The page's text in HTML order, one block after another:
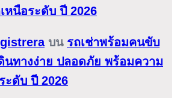
หนือระดับ ปี 2026
บน รถเช่าพร้อมคนขับ
นทางง่าย ปลอดภัย พร้อมความ
ะดับ ปี 2026